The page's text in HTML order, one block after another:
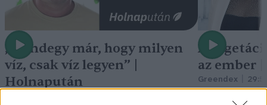
„Mindegy már, hogy milyen
víz, csak víz legyen” |
Holnapután
A
az ember
Greendex